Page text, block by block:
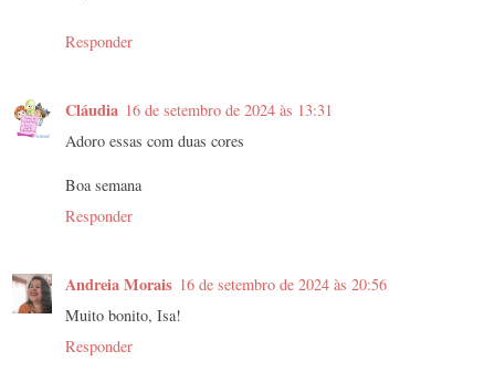
Responder
Cláudia 16 de setembro de 2024 às 13:31
Adoro essas com duas cores
Boa semana
Responder
Andreia Morais 16 de setembro de 2024 às 20:56
Muito bonito, Isa!
Responder